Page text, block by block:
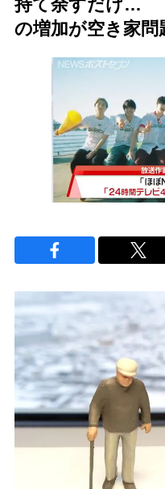
持て余すだけ…
の増加が空き家問